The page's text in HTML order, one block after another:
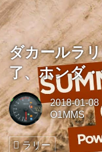
ダカールラ
了、ホンダ
2018-01-08
O1MMS
ラリー